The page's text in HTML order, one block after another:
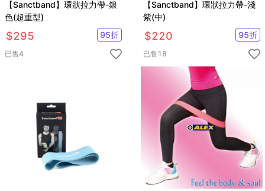
【Sanctband】環狀拉力帶-銀
色(超重型)
$295 95折
已售4
【Sanctband】環狀拉力帶-淺
紫(中)
$220 95折
已售 18